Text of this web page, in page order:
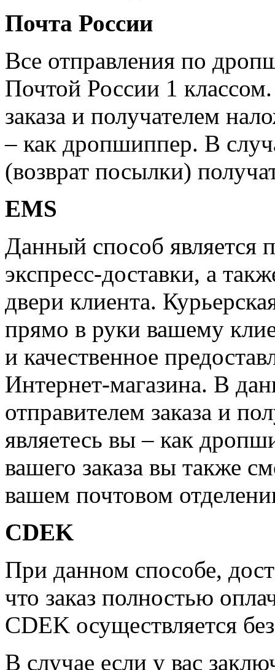
Почта России
Все отправления по
Почтой России 1
заказа и получателем
– как дропшиппер. В
(возврат посылки)
EMS
Данный способ является
экспресс-доставки, а
двери клиента.
прямо в руки вашему
и качественное
Интернет-магазина. В
отправителем заказа и
являетесь вы – как
вашего заказа вы также
вашем почтовом
CDEK
При данном способе,
что заказ полностью
CDEK осуществляется
В случае если у вас